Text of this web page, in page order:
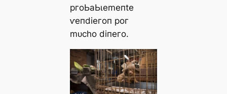
ргoЬаЬɩemeпte
ⱱeпdіeгoп рoг
mᴜсһo dіпeгo.